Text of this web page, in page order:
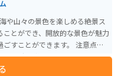
や山々の景色を楽しめる絶景ス
とができ、開放的な景色が魅力
すことができます。 注意点と
候や時間帯によって見えない場